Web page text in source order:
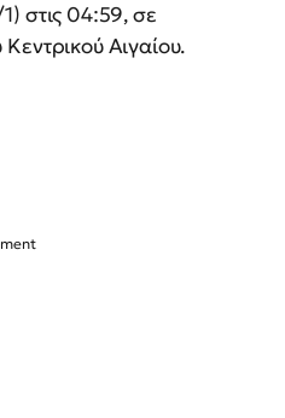
στις 04:59, σε
Αιγαίου.